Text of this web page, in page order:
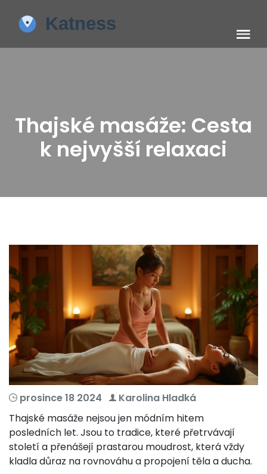
Thajské masáže: Cesta
k nejvyšší relaxaci
prosince 18 2024
Karolina Hladká
Thajské masáže nejsou jen módním hitem
posledních let. Jsou to tradice, které přetrvávají
století a přenášejí prastarou moudrost, která vždy
kladla důraz na rovnováhu a propojení těla a ducha.